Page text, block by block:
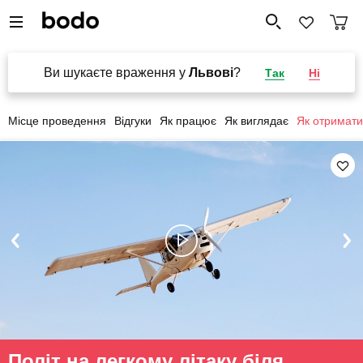
Ви шукаєте враження у Львові? Так Ні
Місце проведення Відгуки Як працює Як виглядає Як отримати